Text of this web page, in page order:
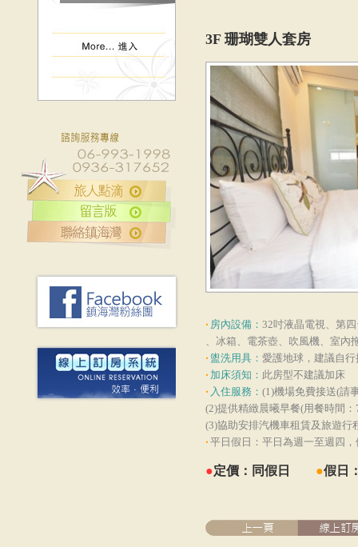
3F 珊瑚雙人套房
‧ 房內設備： 32吋液晶電視、第
、冰箱、電茶壺、吹風機、室內
‧ 盥洗用具： 愛護地球，建議自
‧ 加床須知： 此房型不建議加床
‧ 入住服務： (1)機場免費接送(請
(2)提供精緻晨曦早餐(用餐時間
(3)協助安排汽機車租賃及旅遊行
‧ 平日假日：平日為週一至週四
●定價：同假日 ●假